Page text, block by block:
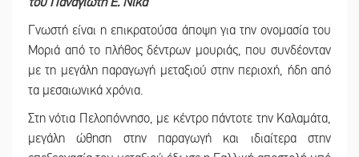
Γνωστή είναι η επικρατούσα άποψη για την ονομασία του
Μοριά από το πλήθος δέντρων μουριάς, που συνδέονταν
με τη μεγάλη παραγωγή μεταξιού στην περιοχή, ήδη από
τα μεσαιωνικά χρόνια.
Στη νότια Πελοπόννησο, με κέντρο πάντοτε την Καλαμάτα,
μεγάλη ώθηση στην παραγωγή και ιδιαίτερα στην